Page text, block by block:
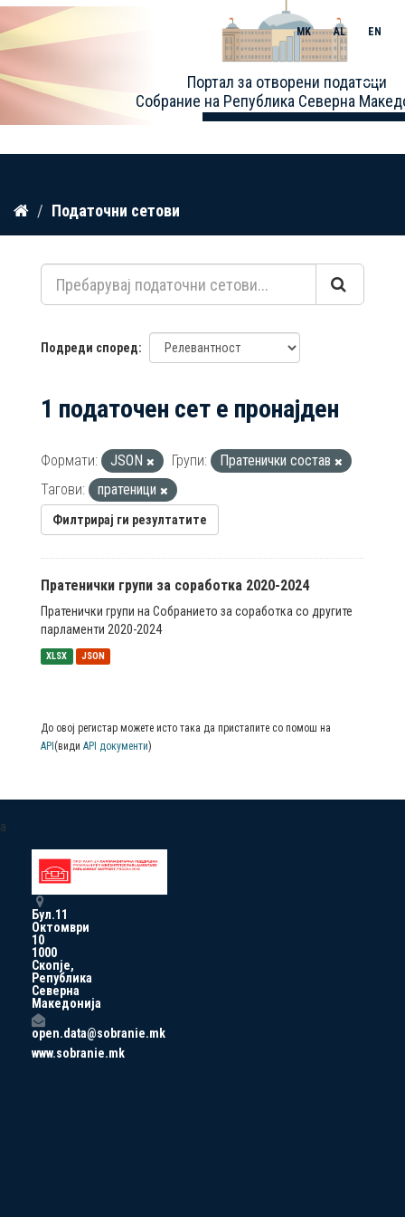
Прескокнете
содржина
Портал за отворени податоци
Собрание на Република Северна
MK AL EN
Toggle
Податочни сетови
Подреди според
1 податочен сет е пронајден
Формати: JSON Групи:
Пратенички состав
Тагови:
пратеници
Филтрирај ги резултатите
Пратенички групи за соработка 2020-2024
Пратенички групи на Собранието за соработка со другите
парламенти 2020-2024
XLSX JSON
До овој регистар можете исто така да пристапите со помош на
API (види API документи)
a
Бул.11
Октомври
10
1000
Скопје,
Република
Северна
Македонија
open.data@sobranie.mk
www.sobranie.mk